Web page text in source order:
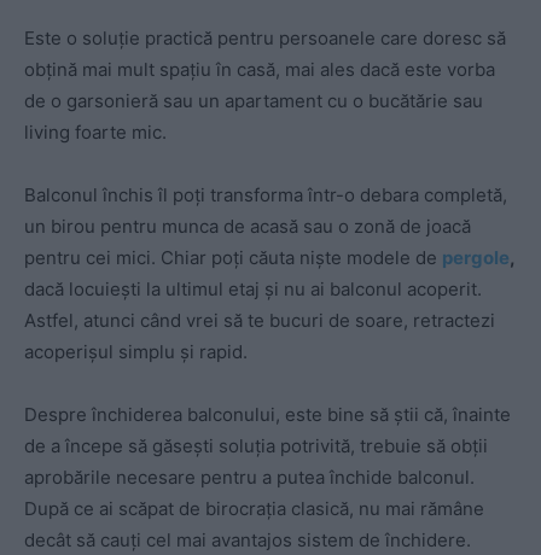
Este o soluție practică pentru persoanele care doresc să
obțină mai mult spațiu în casă, mai ales dacă este vorba
de o garsonieră sau un apartament cu o bucătărie sau
living foarte mic.
Balconul închis îl poți transforma într-o debara completă,
un birou pentru munca de acasă sau o zonă de joacă
pentru cei mici. Chiar poți căuta niște modele de pergole,
dacă locuiești la ultimul etaj și nu ai balconul acoperit.
Astfel, atunci când vrei să te bucuri de soare, retractezi
acoperișul simplu și rapid.
Despre închiderea balconului, este bine să știi că, înainte
de a începe să găsești soluția potrivită, trebuie să obții
aprobările necesare pentru a putea închide balconul.
După ce ai scăpat de birocrația clasică, nu mai rămâne
decât să cauți cel mai avantajos sistem de închidere.